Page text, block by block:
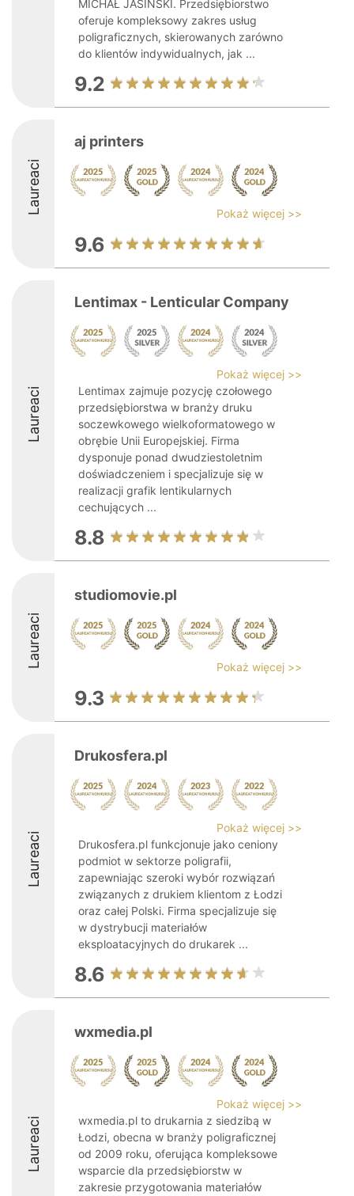
MICHAŁ JASIŃSKI. Przedsiębiorstwo
oferuje kompleksowy zakres usług
poligraficznych, skierowanych zarówno
do klientów indywidualnych, jak ...
9.2
Laureaci
aj printers
Pokaż więcej >>
9.6
Laureaci
Lentimax - Lenticular Company
Pokaż więcej >>
Lentimax zajmuje pozycję czołowego
przedsiębiorstwa w branży druku
soczewkowego wielkoformatowego w
obrębie Unii Europejskiej. Firma
dysponuje ponad dwudziestoletnim
doświadczeniem i specjalizuje się w
realizacji grafik lentikularnych
cechujących ...
8.8
Laureaci
studiomovie.pl
Pokaż więcej >>
9.3
Laureaci
Drukosfera.pl
Pokaż więcej >>
Drukosfera.pl funkcjonuje jako ceniony
podmiot w sektorze poligrafii,
zapewniając szeroki wybór rozwiązań
związanych z drukiem klientom z Łodzi
oraz całej Polski. Firma specjalizuje się
w dystrybucji materiałów
eksploatacyjnych do drukarek ...
8.6
Laureaci
wxmedia.pl
Pokaż więcej >>
wxmedia.pl to drukarnia z siedzibą w
Łodzi, obecna w branży poligraficznej
od 2009 roku, oferująca kompleksowe
wsparcie dla przedsiębiorstw w
zakresie przygotowania materiałów